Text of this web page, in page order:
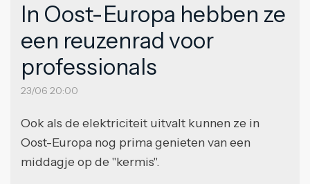
In Oost-Europa hebben ze
een reuzenrad voor
professionals
23/06 20:00
Ook als de elektriciteit uitvalt kunnen ze in
Oost-Europa nog prima genieten van een
middagje op de "kermis".